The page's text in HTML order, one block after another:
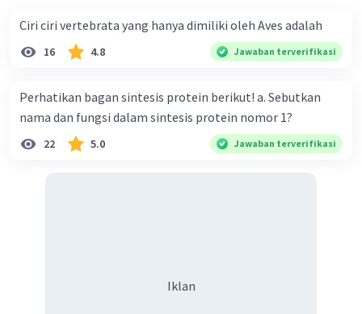
Ciri ciri vertebrata yang hanya dimiliki oleh Aves adalah
16 4.8 Jawaban terverifikasi
Perhatikan bagan sintesis protein berikut! a. Sebutkan
nama dan fungsi dalam sintesis protein nomor 1?
22 5.0 Jawaban terverifikasi
Iklan